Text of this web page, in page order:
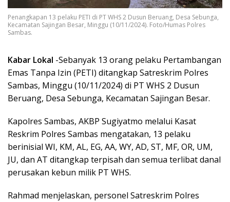
Penangkapan 13 pelaku PETI di PT WHS 2 Dusun Beruang, Desa Sebunga,
Kecamatan Sajingan Besar, Minggu (10/11/2024). Foto/Humas Polres
Sambas.
Kabar Lokal -Sebanyak 13 orang pelaku Pertambangan
Emas Tanpa Izin (PETI) ditangkap Satreskrim Polres
Sambas, Minggu (10/11/2024) di PT WHS 2 Dusun
Beruang, Desa Sebunga, Kecamatan Sajingan Besar.
Kapolres Sambas, AKBP Sugiyatmo melalui Kasat
Reskrim Polres Sambas mengatakan, 13 pelaku
berinisial WI, KM, AL, EG, AA, WY, AD, ST, MF, OR, UM,
JU, dan AT ditangkap terpisah dan semua terlibat danal
perusakan kebun milik PT WHS.
Rahmad menjelaskan, personel Satreskrim Polres